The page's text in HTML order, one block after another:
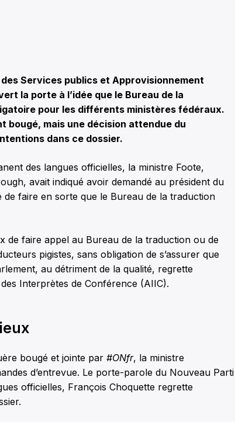
Services publics et Approvisionnement
la porte à l’idée que le Bureau de la
pour les différents ministères fédéraux.
bougé, mais une décision attendue du
dans ce dossier.
des langues officielles, la ministre Foote,
avait indiqué avoir demandé au président du
de faire en sorte que le Bureau de la traduction
de faire appel au Bureau de la traduction ou de
pigistes, sans obligation de s’assurer que
au détriment de la qualité, regrette
Interprètes de Conférence (AIIC).
bougé et jointe par #ONfr, la ministre
d’entrevue. Le porte-parole du Nouveau Parti
officielles, François Choquette regrette